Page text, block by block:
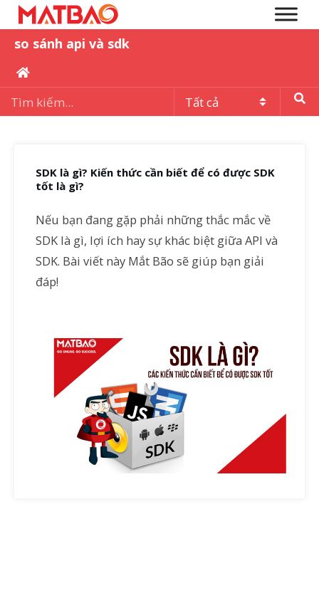
so sánh api và sdk
SDK là gì? Kiến thức cần biết để có được SDK
tốt là gì?
Nếu bạn đang gặp phải những thắc mắc về
SDK là gì, lợi ích hay sự khác biệt giữa API và
SDK. Bài viết này Mắt Bão sẽ giúp bạn giải
đáp!